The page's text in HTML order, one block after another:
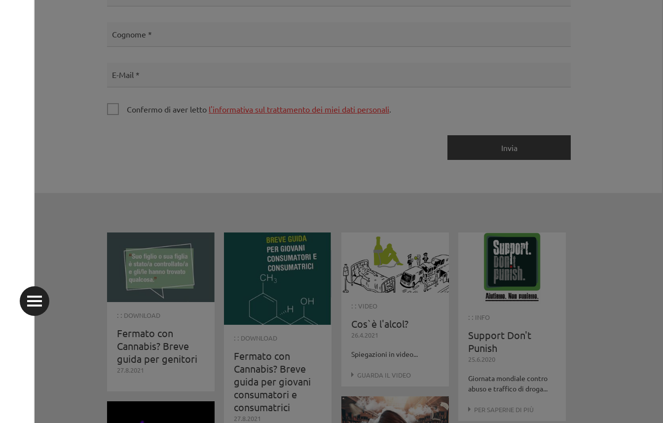
Cognome
E-Mail
Confermo di aver letto l'informativa sul trattamento dei miei dati personali
Invia
: : DOWNLOAD
Fermato con
Cannabis? Breve
guida per genitori
27.8.2021
: : DOWNLOAD
Fermato con
Cannabis? Breve
guida per giovani
consumatori e
consumatrici
27.8.2021
: : VIDEO
Cos`è l'alcol?
26.4.2021
Spiegazioni in video...
GUARDA IL VIDEO
: : INFO
Support Don't
Punish
25.6.2020
Giornata mondiale contro
abuso e traffico di droga...
PER SAPERNE DI PIÙ